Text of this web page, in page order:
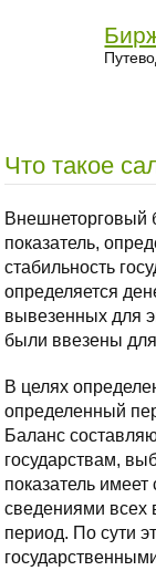
Что такое
Внешнеторговый
показатель,
стабильность
определяется
вывезенных для
были ввезены
В целях
определенный
Баланс
государствам,
показатель
сведениями всех
период. По сути